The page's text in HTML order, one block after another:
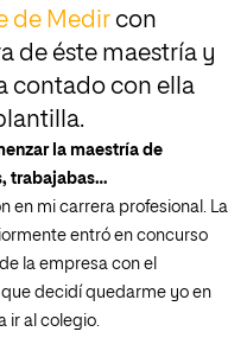
de Medir con
de éste maestría y
contado con ella
la maestría de
trabajabas…
en mi carrera profesional. La
entró en concurso
la empresa con el
decidí quedarme yo en
ir al colegio.